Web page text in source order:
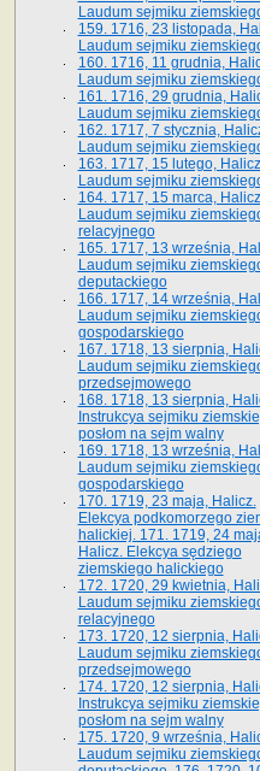
Laudum sejmiku
159. 1716, 23 listopada,
Laudum sejmiku
160. 1716, 11 grudnia,
Laudum sejmiku
161. 1716, 29 grudnia,
Laudum sejmiku
162. 1717, 7 stycznia,
Laudum sejmiku
163. 1717, 15 lutego,
Laudum sejmiku
164. 1717, 15 marca,
Laudum sejmiku
relacyjnego
165. 1717, 13 września,
Laudum sejmiku
deputackiego
166. 1717, 14 września,
Laudum sejmiku
gospodarskiego
167. 1718, 13 sierpnia,
Laudum sejmiku
przedsejmowego
168. 1718, 13 sierpnia,
Instrukcya sejmiku
posłom na sejm walny
169. 1718, 13 września,
Laudum sejmiku
gospodarskiego
170. 1719, 23 maja, Halicz.
Elekcya podkomorzego
halickiej. 171. 1719, 24
Halicz. Elekcya sędziego
ziemskiego halickiego
172. 1720, 29 kwietnia,
Laudum sejmiku
relacyjnego
173. 1720, 12 sierpnia,
Laudum sejmiku
przedsejmowego
174. 1720, 12 sierpnia,
Instrukcya sejmiku
posłom na sejm walny
175. 1720, 9 września,
Laudum sejmiku